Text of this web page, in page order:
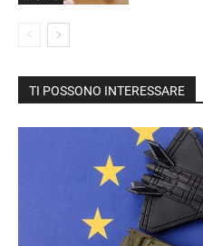
TI POSSONO INTERESSARE